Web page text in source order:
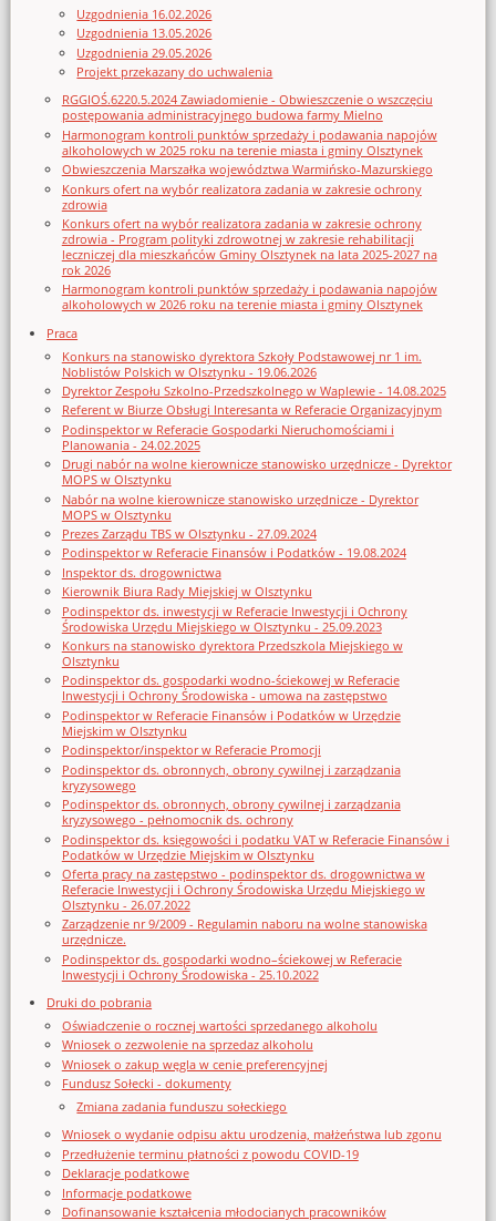
Uzgodnienia 16.02.2026
Uzgodnienia 13.05.2026
Uzgodnienia 29.05.2026
Projekt przekazany do uchwalenia
RGGIOŚ.6220.5.2024 Zawiadomienie - Obwieszczenie o wszczęciu
postępowania administracyjnego budowa farmy Mielno
Harmonogram kontroli punktów sprzedaży i podawania napojów
alkoholowych w 2025 roku na terenie miasta i gminy Olsztynek
Obwieszczenia Marszałka województwa Warmińsko-Mazurskiego
Konkurs ofert na wybór realizatora zadania w zakresie ochrony
zdrowia
Konkurs ofert na wybór realizatora zadania w zakresie ochrony
zdrowia - Program polityki zdrowotnej w zakresie rehabilitacji
leczniczej dla mieszkańców Gminy Olsztynek na lata 2025-2027 na
rok 2026
Harmonogram kontroli punktów sprzedaży i podawania napojów
alkoholowych w 2026 roku na terenie miasta i gminy Olsztynek
Praca
Konkurs na stanowisko dyrektora Szkoły Podstawowej nr 1 im.
Noblistów Polskich w Olsztynku - 19.06.2026
Dyrektor Zespołu Szkolno-Przedszkolnego w Waplewie - 14.08.2025
Referent w Biurze Obsługi Interesanta w Referacie Organizacyjnym
Podinspektor w Referacie Gospodarki Nieruchomościami i
Planowania - 24.02.2025
Drugi nabór na wolne kierownicze stanowisko urzędnicze - Dyrektor
MOPS w Olsztynku
Nabór na wolne kierownicze stanowisko urzędnicze - Dyrektor
MOPS w Olsztynku
Prezes Zarządu TBS w Olsztynku - 27.09.2024
Podinspektor w Referacie Finansów i Podatków - 19.08.2024
Inspektor ds. drogownictwa
Kierownik Biura Rady Miejskiej w Olsztynku
Podinspektor ds. inwestycji w Referacie Inwestycji i Ochrony
Środowiska Urzędu Miejskiego w Olsztynku - 25.09.2023
Konkurs na stanowisko dyrektora Przedszkola Miejskiego w
Olsztynku
Podinspektor ds. gospodarki wodno-ściekowej w Referacie
Inwestycji i Ochrony Środowiska - umowa na zastępstwo
Podinspektor w Referacie Finansów i Podatków w Urzędzie
Miejskim w Olsztynku
Podinspektor/inspektor w Referacie Promocji
Podinspektor ds. obronnych, obrony cywilnej i zarządzania
kryzysowego
Podinspektor ds. obronnych, obrony cywilnej i zarządzania
kryzysowego - pełnomocnik ds. ochrony
Podinspektor ds. księgowości i podatku VAT w Referacie Finansów i
Podatków w Urzędzie Miejskim w Olsztynku
Oferta pracy na zastępstwo - podinspektor ds. drogownictwa w
Referacie Inwestycji i Ochrony Środowiska Urzędu Miejskiego w
Olsztynku - 26.07.2022
Zarządzenie nr 9/2009 - Regulamin naboru na wolne stanowiska
urzędnicze.
Podinspektor ds. gospodarki wodno–ściekowej w Referacie
Inwestycji i Ochrony Środowiska - 25.10.2022
Druki do pobrania
Oświadczenie o rocznej wartości sprzedanego alkoholu
Wniosek o zezwolenie na sprzedaz alkoholu
Wniosek o zakup węgla w cenie preferencyjnej
Fundusz Sołecki - dokumenty
Zmiana zadania funduszu sołeckiego
Wniosek o wydanie odpisu aktu urodzenia, małżeństwa lub zgonu
Przedłużenie terminu płatności z powodu COVID-19
Deklaracje podatkowe
Informacje podatkowe
Dofinansowanie kształcenia młodocianych pracowników